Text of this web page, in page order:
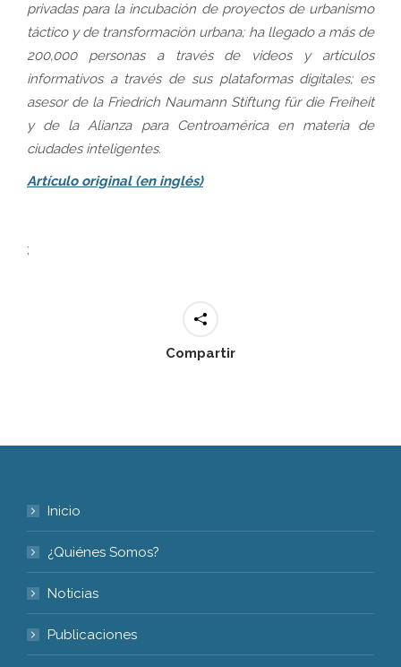
privadas para la incubación de proyectos de urbanismo
táctico y de transformación urbana; ha llegado a más de
200,000 personas a través de videos y artículos
informativos a través de sus plataformas digitales; es
asesor de la Friedrich Naumann Stiftung für die Freiheit
y de la Alianza para Centroamérica en materia de
ciudades inteligentes.
Artículo original (en inglés)
;
Compartir
Inicio
¿Quiénes Somos?
Noticias
Publicaciones